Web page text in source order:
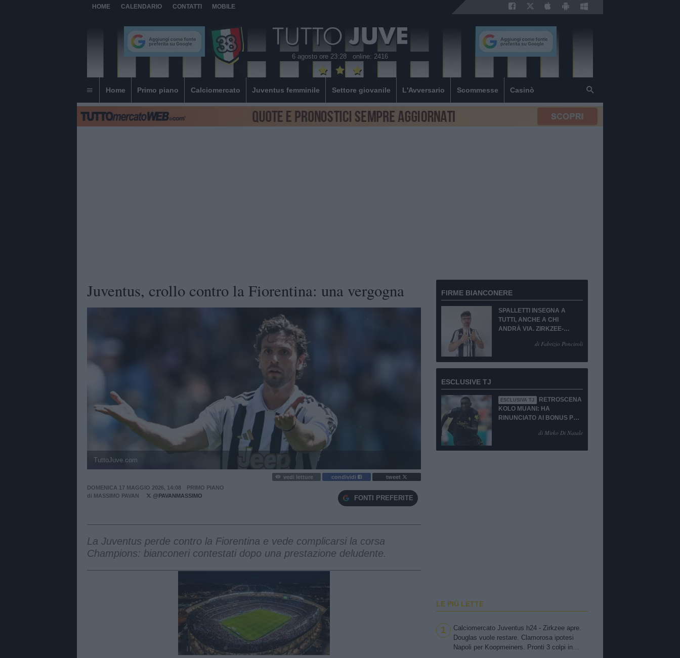
HOME CALENDARIO CONTATTI MOBILE
6 agosto ore 23:28 online: 2416
Home Primo piano Calciomercato Juventus femminile Settore giovanile L'Avversario Scommesse Casinò
Juventus, crollo contro la Fiorentina: una vergogna
TuttoJuve.com
vedi letture condividi
tweet
DOMENICA 17 MAGGIO 2026, 14:08
PRIMO PIANO
di MASSIMO PAVAN @PAVANMASSIMO FONTI PREFERITE
La Juventus perde contro la Fiorentina e vede complicarsi la corsa
Champions: bianconeri contestati dopo una prestazione deludente.
100.00%
FIRME BIANCONERE
SPALLETTI INSEGNA A
TUTTI, ANCHE A CHI
ANDRÀ VIA. ZIRKZEE-
di Fabrizio Ponciroli
ESCLUSIVE TJ
ESCLUSIVA TJ
RETROSCENA
KOLO MUANI: HA
RINUNCIATO AI BONUS PUR
di Mirko Di Natale
LE PIÙ LETTE
1
Calciomercato Juventus h24 - Zirkzee apre.
Douglas vuole restare. Clamorosa ipotesi
Napoli per Koopmeiners. Pronti 3 colpi in